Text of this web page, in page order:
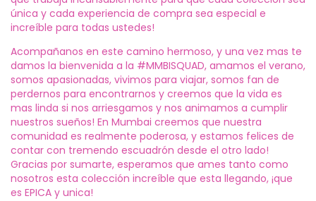
única y cada experiencia de compra sea especial e
increíble para todas ustedes!
Acompañanos en este camino hermoso, y una vez mas te
damos la bienvenida a la #MMBISQUAD, amamos el verano,
somos apasionadas, vivimos para viajar, somos fan de
perdernos para encontrarnos y creemos que la vida es
mas linda si nos arriesgamos y nos animamos a cumplir
nuestros sueños! En Mumbai creemos que nuestra
comunidad es realmente poderosa, y estamos felices de
contar con tremendo escuadrón desde el otro lado!
Gracias por sumarte, esperamos que ames tanto como
nosotros esta colección increíble que esta llegando, ¡que
es EPICA y unica!